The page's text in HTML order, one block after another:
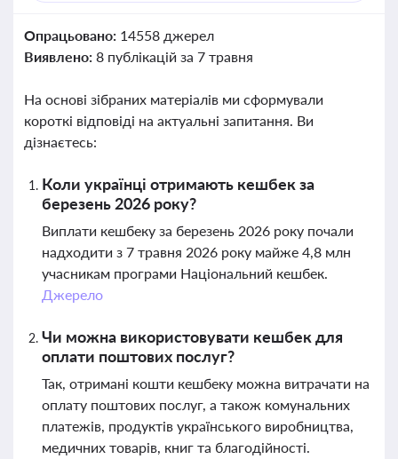
Опрацьовано: 14558 джерел
Виявлено: 8 публікацій за 7 травня
На основі зібраних матеріалів ми сформували
короткі відповіді на актуальні запитання. Ви
дізнаєтесь:
Коли українці отримають кешбек за
березень 2026 року?
Виплати кешбеку за березень 2026 року почали
надходити з 7 травня 2026 року майже 4,8 млн
учасникам програми Національний кешбек.
Джерело
Чи можна використовувати кешбек для
оплати поштових послуг?
Так, отримані кошти кешбеку можна витрачати на
оплату поштових послуг, а також комунальних
платежів, продуктів українського виробництва,
медичних товарів, книг та благодійності.